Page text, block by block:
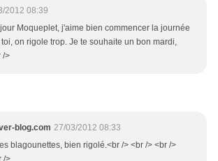
2012 08:39
Moqueplet, j'aime bien commencer la journée
on rigole trop. Je te souhaite un bon mardi,
/>
blog.com 27/03/2012 08:33
blagounettes, bien rigolé.<br /> <br /> <br />
/>